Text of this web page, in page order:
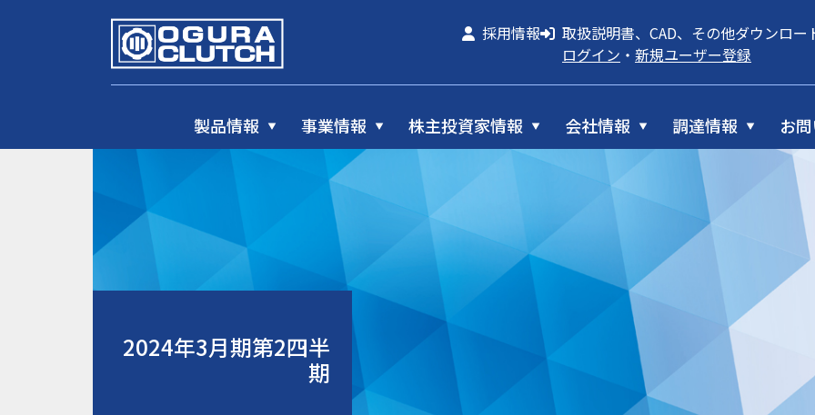
採用情報
取扱説明書、CAD、その他ダウンロー
ログイン ・ 新規ユーザー登録
製品情報 事業情報 株主投資家情報 会社情報 調達情報 お
2024年3月期第2四半
期